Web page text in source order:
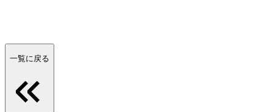
一覧に戻る